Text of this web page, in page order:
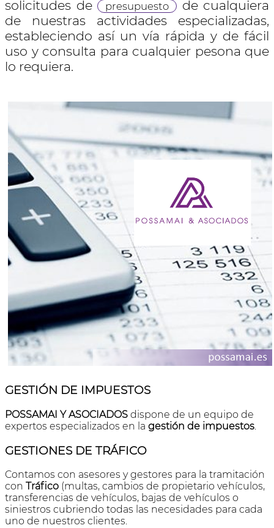
solicitudes de presupuesto
de cualquiera
de nuestras actividades especializadas,
estableciendo así un vía rápida y de fácil
uso y consulta para cualquier pesona que
lo requiera.
GESTIÓN DE IMPUESTOS
POSSAMAI Y ASOCIADOS dispone de un equipo de
expertos especializados en la gestión de impuestos
GESTIONES DE TRÁFICO
Contamos con asesores y gestores para la tramitación
con Tráfico (multas, cambios de propietario vehículos,
transferencias de vehículos, bajas de vehículos o
siniestros cubriendo todas las necesidades para cada
uno de nuestros clientes.